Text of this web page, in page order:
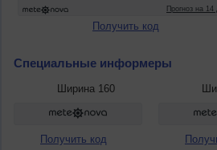
Получить код
Специальные информеры
Ширина 160
Получить код